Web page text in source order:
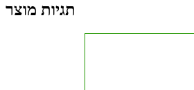
תגיות מוצר